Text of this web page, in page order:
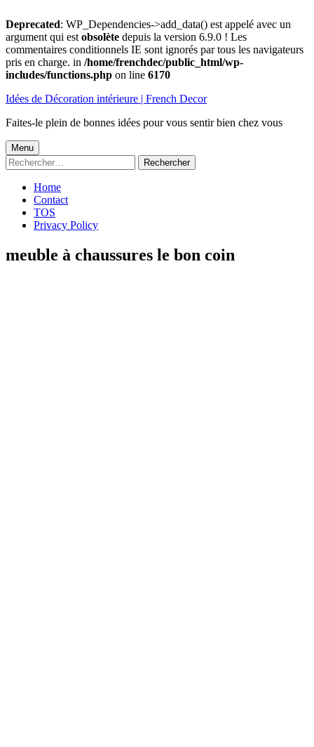
Deprecated: WP_Dependencies->add_data() est appelé avec un
argument qui est obsolète depuis la version 6.9.0 ! Les
commentaires conditionnels IE sont ignorés par tous les navigateurs
pris en charge. in /home/frenchdec/public_html/wp-
includes/functions.php on line 6170
au
Idées de Décoration intérieure | French Decor
Faites-le plein de bonnes idées pour vous sentir bien chez vous
Menu
principal
Menu
Rechercher :
Home
Contact
TOS
Privacy Policy
meuble à chaussures le bon coin